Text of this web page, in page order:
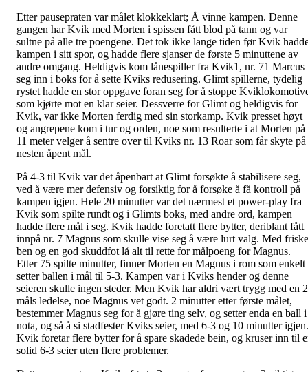
Etter pausepraten var målet klokkeklart; Å vinne kampen. Denne
gangen har Kvik med Morten i spissen fått blod på tann og var
sultne på alle tre poengene. Det tok ikke lange tiden før Kvik
kampen i sitt spor, og hadde flere sjanser de første 5 minuttene av
andre omgang. Heldigvis kom lånespiller fra Kvik1, nr. 71 Marcus
seg inn i boks for å sette Kviks redusering. Glimt spillerne, tydelig
rystet hadde en stor oppgave foran seg for å stoppe
som kjørte mot en klar seier. Dessverre for Glimt og heldigvis for
Kvik, var ikke Morten ferdig med sin storkamp. Kvik presset høyt
og angrepene kom i tur og orden, noe som resulterte i at Morten på
11 meter velger å sentre over til Kviks nr. 13 Roar som får skyte på
nesten åpent mål.
På 4-3 til Kvik var det åpenbart at Glimt forsøkte å stabilisere seg,
ved å være mer defensiv og forsiktig for å forsøke å få kontroll på
kampen igjen. Hele 20 minutter var det nærmest et power-play fra
Kvik som spilte rundt og i Glimts boks, med andre ord, kampen
hadde flere mål i seg. Kvik hadde foretatt flere bytter, deriblant fått
innpå nr. 7 Magnus som skulle vise seg å være lurt valg. Med friske
ben og en god skuddfot lå alt til rette for målpoeng for Magnus.
Etter 75 spilte minutter, finner Morten en Magnus i rom som enkelt
setter ballen i mål til 5-3. Kampen var i Kviks hender og denne
seieren skulle ingen steder. Men Kvik har aldri vært trygg med en 2
måls ledelse, noe Magnus vet godt. 2 minutter etter første målet,
bestemmer Magnus seg for å gjøre ting selv, og setter enda en ball i
nota, og så å si stadfester Kviks seier, med 6-3 og 10 minutter igjen.
Kvik foretar flere bytter for å spare skadede bein, og kruser inn til
solid 6-3 seier uten flere problemer.